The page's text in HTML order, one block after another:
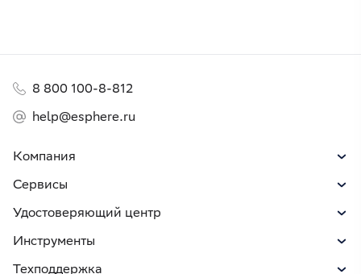
Компания
Сервисы
Удостоверяющий центр
Инструменты
Техподдержка
8 800 100-8-812
help@esphere.ru